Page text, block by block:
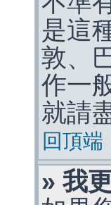
是這
敦、
作一
就請
回頂端
» 我